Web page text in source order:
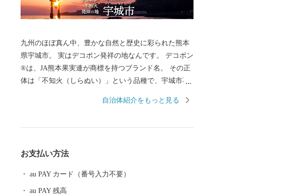
九州のほぼ真ん中、豊かな自然と歴史に彩られた熊本
県宇城市。 実はデコポン発祥の地なんです。 デコポン
®は、JA熊本果実連が商標を持つブランド名。 その正
体は「不知火（しらぬい）」という品種で、宇城市不
けられました。 甘みと酸味の絶妙なバランス、そして
港（みすみにしこう）」は、明治期の港湾施設とし
て、世界文化遺産にも登録されています。 当時の姿が
自治体紹介をもっと見る
お支払い方法
au PAY カード（番号入力不要）
au PAY 残高